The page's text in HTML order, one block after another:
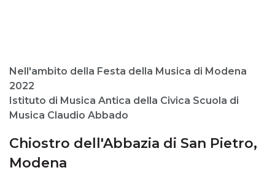
Nell'ambito della Festa della Musica di Modena
2022
Istituto di Musica Antica della Civica Scuola di
Musica Claudio Abbado
Chiostro dell'Abbazia di San Pietro,
Modena